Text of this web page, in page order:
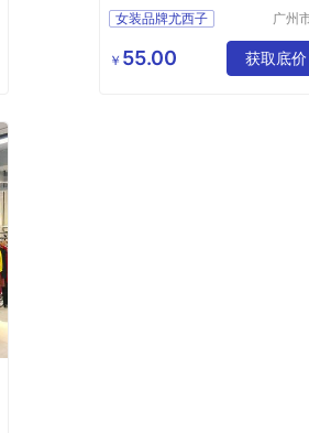
货库存
女装品牌尤西子
夏款棉麻时尚连衣裙
杭州休闲原创
广州
限公司
￥ 55.00 获取底价